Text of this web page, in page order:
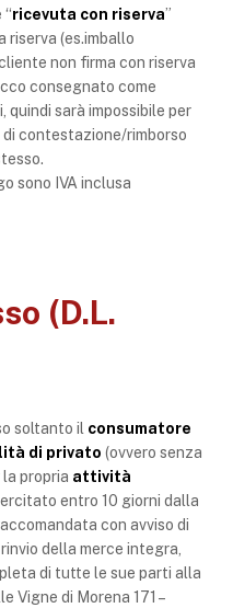
ricevuta con riserva”
riserva (es.imballo
non firma con riserva
consegnato come
sarà impossibile per
contestazione/rimborso
sono IVA inclusa
(D.L.
soltanto il consumatore
di privato (ovvero senza
propria attività
entro 10 giorni dalla
con avviso di
della merce integra,
di tutte le sue parti alla
Vigne di Morena 171 –